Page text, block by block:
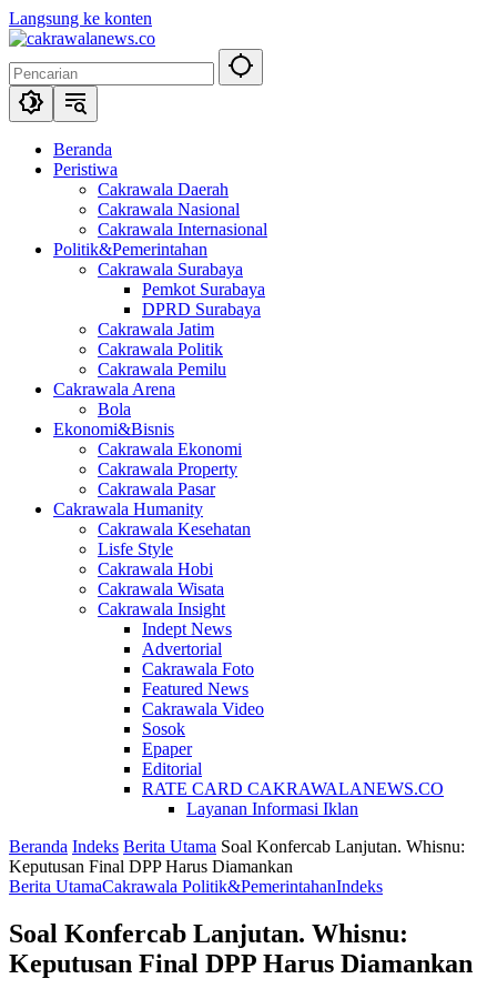
Langsung ke konten
Beranda
Peristiwa
Cakrawala Daerah
Cakrawala Nasional
Cakrawala Internasional
Politik&Pemerintahan
Cakrawala Surabaya
Pemkot Surabaya
DPRD Surabaya
Cakrawala Jatim
Cakrawala Politik
Cakrawala Pemilu
Cakrawala Arena
Bola
Ekonomi&Bisnis
Cakrawala Ekonomi
Cakrawala Property
Cakrawala Pasar
Cakrawala Humanity
Cakrawala Kesehatan
Lisfe Style
Cakrawala Hobi
Cakrawala Wisata
Cakrawala Insight
Indept News
Advertorial
Cakrawala Foto
Featured News
Cakrawala Video
Sosok
Epaper
Editorial
RATE CARD CAKRAWALANEWS.CO
Layanan Informasi Iklan
Beranda Indeks Berita Utama Soal Konfercab Lanjutan. Whisnu:
Keputusan Final DPP Harus Diamankan
Berita UtamaCakrawala Politik&PemerintahanIndeks
Soal Konfercab Lanjutan. Whisnu:
Keputusan Final DPP Harus Diamankan